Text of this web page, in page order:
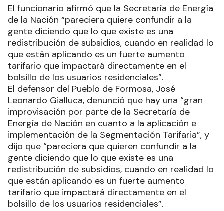
El funcionario afirmó que la Secretaría de Energía
de la Nación “pareciera quiere confundir a la
gente diciendo que lo que existe es una
redistribución de subsidios, cuando en realidad lo
que están aplicando es un fuerte aumento
tarifario que impactará directamente en el
bolsillo de los usuarios residenciales”.
El defensor del Pueblo de Formosa, José
Leonardo Gialluca, denunció que hay una “gran
improvisación por parte de la Secretaría de
Energía de Nación en cuanto a la aplicación e
implementación de la Segmentación Tarifaria”, y
dijo que “pareciera que quieren confundir a la
gente diciendo que lo que existe es una
redistribución de subsidios, cuando en realidad lo
que están aplicando es un fuerte aumento
tarifario que impactará directamente en el
bolsillo de los usuarios residenciales”.